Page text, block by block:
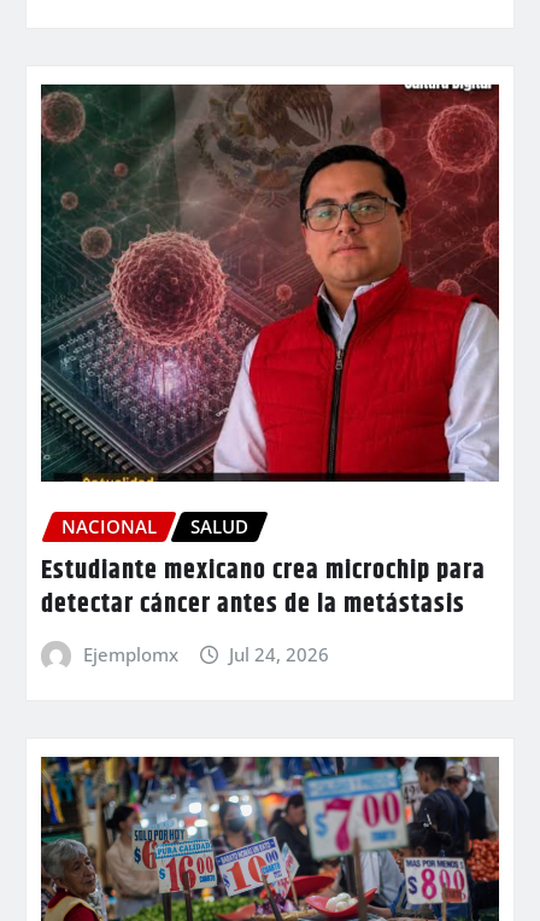
NACIONAL SALUD
Estudiante mexicano crea microchip para
detectar cáncer antes de la metástasis
Ejemplomx Jul 24, 2026